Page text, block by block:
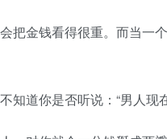
金钱看得很重。而当一
道你是否听说：“男人现